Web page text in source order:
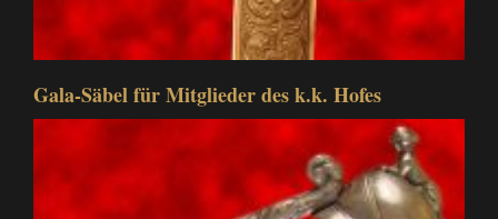
Gala-Säbel für Mitglieder des k.k. Hofes